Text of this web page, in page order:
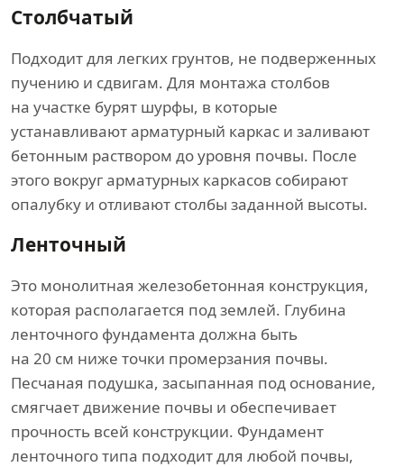
Столбчатый
Подходит для легких грунтов, не подверженных
пучению и сдвигам. Для монтажа столбов
на участке бурят шурфы, в которые
устанавливают арматурный каркас и заливают
бетонным раствором до уровня почвы. После
этого вокруг арматурных каркасов собирают
опалубку и отливают столбы заданной высоты.
Ленточный
Это монолитная железобетонная конструкция,
которая располагается под землей. Глубина
ленточного фундамента должна быть
на 20 см ниже точки промерзания почвы.
Песчаная подушка, засыпанная под основание,
смягчает движение почвы и обеспечивает
прочность всей конструкции. Фундамент
ленточного типа подходит для любой почвы,